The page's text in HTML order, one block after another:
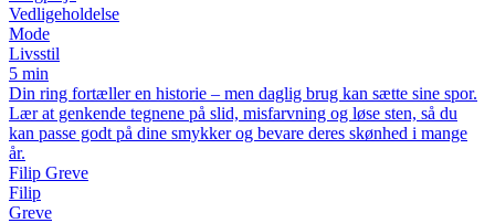
Vedligeholdelse
Mode
Livsstil
5 min
Din ring fortæller en historie – men daglig brug kan sætte sine spor.
Lær at genkende tegnene på slid, misfarvning og løse sten, så du
kan passe godt på dine smykker og bevare deres skønhed i mange
år.
Filip Greve
Filip
Greve